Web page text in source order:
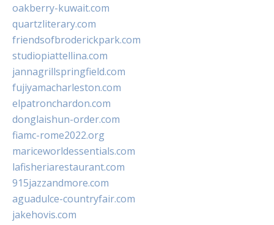
oakberry-kuwait.com
quartzliterary.com
friendsofbroderickpark.com
studiopiattellina.com
jannagrillspringfield.com
fujiyamacharleston.com
elpatronchardon.com
donglaishun-order.com
fiamc-rome2022.org
mariceworldessentials.com
lafisheriarestaurant.com
915jazzandmore.com
aguadulce-countryfair.com
jakehovis.com